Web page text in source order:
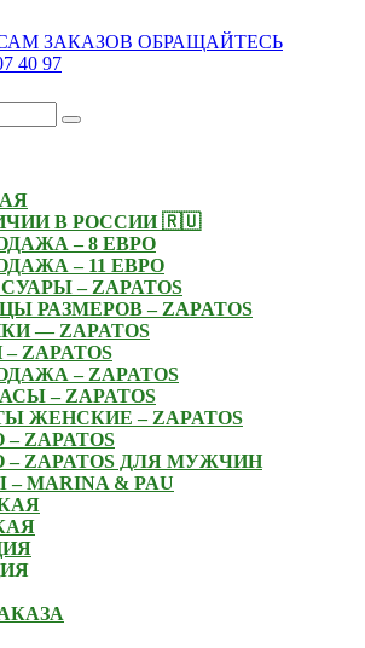
ЗАКАЗОВ ОБРАЩАЙТЕСЬ
40 97
В РОССИИ 🇷🇺
– 8 ЕВРО
– 11 ЕВРО
– ZAPATOS
РАЗМЕРОВ – ZAPATOS
— ZAPATOS
ZAPATOS
– ZAPATOS
– ZAPATOS
ЖЕНСКИЕ – ZAPATOS
ZAPATOS
ZAPATOS ДЛЯ МУЖЧИН
MARINA & PAU